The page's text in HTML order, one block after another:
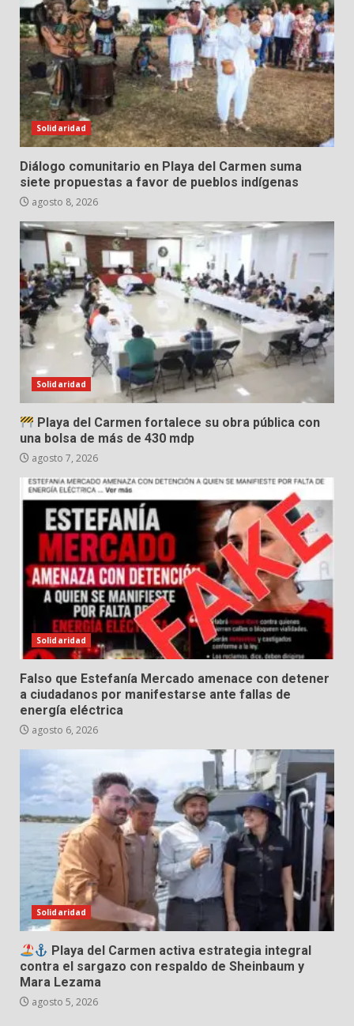
Solidaridad
Diálogo comunitario en Playa del Carmen suma
siete propuestas a favor de pueblos indígenas
agosto 8, 2026
Solidaridad
Playa del Carmen fortalece su obra pública con
una bolsa de más de 430 mdp
agosto 7, 2026
Solidaridad
Falso que Estefanía Mercado amenace con detener
a ciudadanos por manifestarse ante fallas de
energía eléctrica
agosto 6, 2026
Solidaridad
Playa del Carmen activa estrategia integral
contra el sargazo con respaldo de Sheinbaum y
Mara Lezama
agosto 5, 2026